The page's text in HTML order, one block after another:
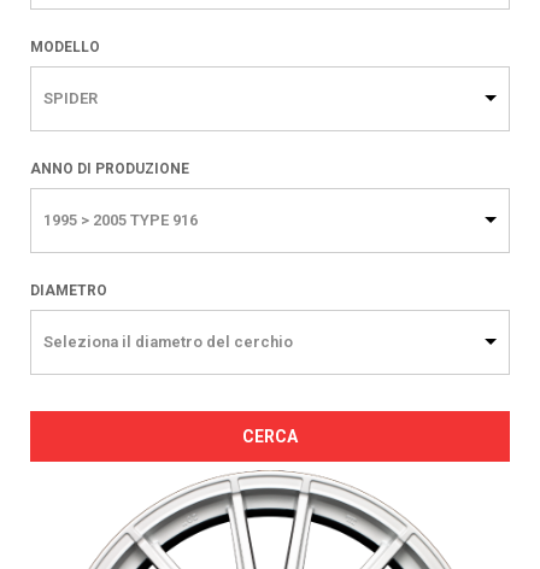
MODELLO
SPIDER
ANNO DI PRODUZIONE
1995 > 2005 TYPE 916
DIAMETRO
Seleziona il diametro del cerchio
CERCA